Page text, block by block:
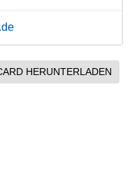
HERUNTERLADEN